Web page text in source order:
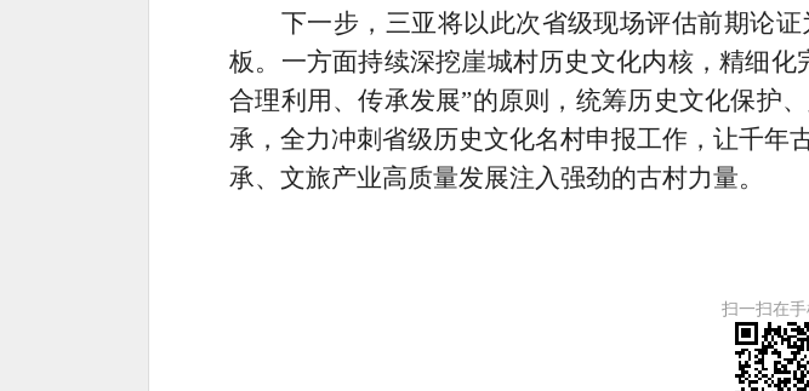
下一步，三亚将以此次省级现场评估前期论
板。一方面持续深挖崖城村历史文化内核，精细化
合理利用、传承发展”的原则，统筹历史文化保护
承，全力冲刺省级历史文化名村申报工作，让千年
承、文旅产业高质量发展注入强劲的古村力量。
扫一扫在